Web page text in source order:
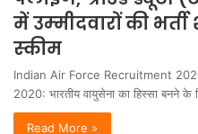
में उम्‍मीदवारों की
स्‍कीम
Indian Air Force Recruitment
2020: भारतीय वायुसेना का हिस्‍सा बनने
Read More »